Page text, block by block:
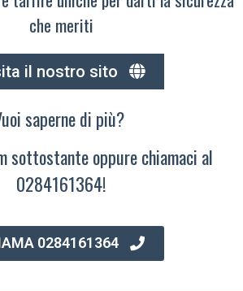
che meriti
il nostro sito
saperne di più?
sottostante oppure chiamaci al
0284161364!
0284161364